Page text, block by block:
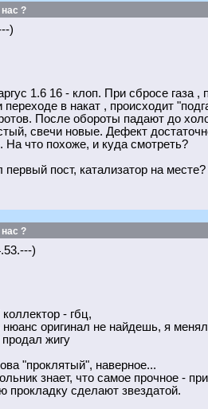
?
)
1.6 16 - клоп. При сбросе газа ,
в накат , происходит
После обороты падают до
свечи новые. Дефект
На что похоже, и куда смотреть?
первый пост, катализатор на
?
)
- гбц,
нюанс оригинал не найдешь, я
жигу
"проклятый", наверное...
знает, что самое прочное -
прокладку сделают звездатой.